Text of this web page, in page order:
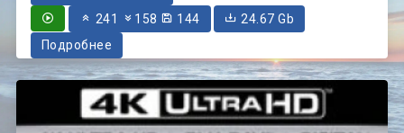
241
158 144
24.67 Gb
Подробнее